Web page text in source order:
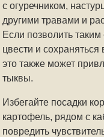
с огуречником,
другими травами и
Если позволить
цвести и
это также может
тыквы.
Избегайте посадки
картофель, рядом с
повредить